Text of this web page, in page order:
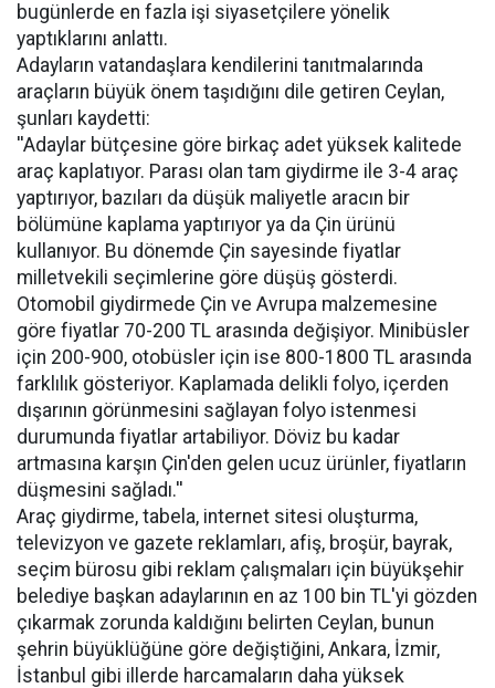
bugünlerde en fazla işi siyasetçilere yönelik
yaptıklarını anlattı.
Adayların vatandaşlara kendilerini tanıtmalarında
araçların büyük önem taşıdığını dile getiren Ceylan,
şunları kaydetti:
''Adaylar bütçesine göre birkaç adet yüksek kalitede
araç kaplatıyor. Parası olan tam giydirme ile 3-4 araç
yaptırıyor, bazıları da düşük maliyetle aracın bir
bölümüne kaplama yaptırıyor ya da Çin ürünü
kullanıyor. Bu dönemde Çin sayesinde fiyatlar
milletvekili seçimlerine göre düşüş gösterdi.
Otomobil giydirmede Çin ve Avrupa malzemesine
göre fiyatlar 70-200 TL arasında değişiyor. Minibüsler
için 200-900, otobüsler için ise 800-1800 TL arasında
farklılık gösteriyor. Kaplamada delikli folyo, içerden
dışarının görünmesini sağlayan folyo istenmesi
durumunda fiyatlar artabiliyor. Döviz bu kadar
artmasına karşın Çin'den gelen ucuz ürünler, fiyatların
düşmesini sağladı.''
Araç giydirme, tabela, internet sitesi oluşturma,
televizyon ve gazete reklamları, afiş, broşür, bayrak,
seçim bürosu gibi reklam çalışmaları için büyükşehir
belediye başkan adaylarının en az 100 bin TL'yi gözden
çıkarmak zorunda kaldığını belirten Ceylan, bunun
şehrin büyüklüğüne göre değiştiğini, Ankara, İzmir,
İstanbul gibi illerde harcamaların daha yüksek